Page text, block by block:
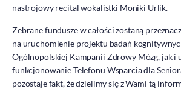
Tradycja aptekarstwa
Kodeks Etyki
Działalność wydawnicza i
Zgłoszenia naruszeń
Do pobrania
nastrojowy recital wokalistki Moniki Urlik.
Zebrane fundusze w całości zostaną
na uruchomienie projektu badań
Ogólnopolskiej Kampanii Zdrowy Mózg, jak i
funkcjonowanie Telefonu Wsparcia dla
pozostaje fakt, że dzielimy się z Wami tą